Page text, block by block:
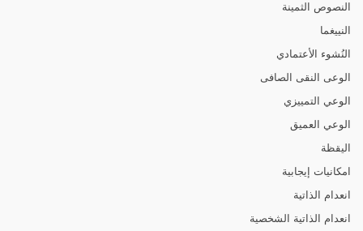
النصوص الثمينة
النييغما
النُشوء الأعتمادي
الوعى النقى الصافى
الوعي التمييزي
الوعي العميق
اليقظة
امكانيات إيجابية
انعدام الذاتية
انعدام الذاتية الشخصية